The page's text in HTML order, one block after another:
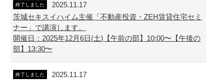
終了しました
2025.11.17
茨城セキスイハイム主催「不動産投資・ZEH賃貸住宅セミ
ナー」で講演します。
開催日：2025年12月6日(土)【午前の部】10:00〜【午後の
部】13:30〜
終了しました
2025.11.17